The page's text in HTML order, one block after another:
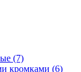
(7)
кромками (6)